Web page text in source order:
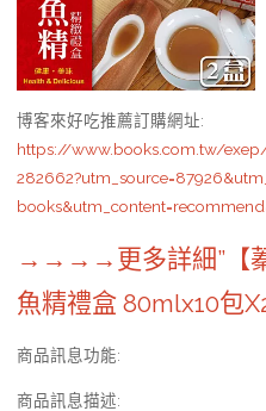
博客來好吃推薦訂購網址:
https://www.books.com.tw/
→→→→更多詳細”【蓁
魚精禮盒 80mlx10包
商品訊息功能:
商品訊息描述: